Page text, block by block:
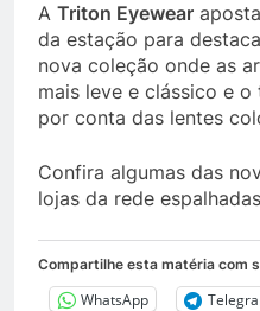
A Triton Eyewear
da estação para
nova coleção onde as
mais leve e clássico e
por conta das lentes
Confira algumas das
lojas da rede
Compartilhe esta matéria com
WhatsApp